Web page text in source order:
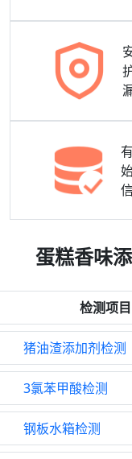
蛋糕香味
检测项目
猪油渣添加剂检测
3氯苯甲酸检测
钢板水箱检测